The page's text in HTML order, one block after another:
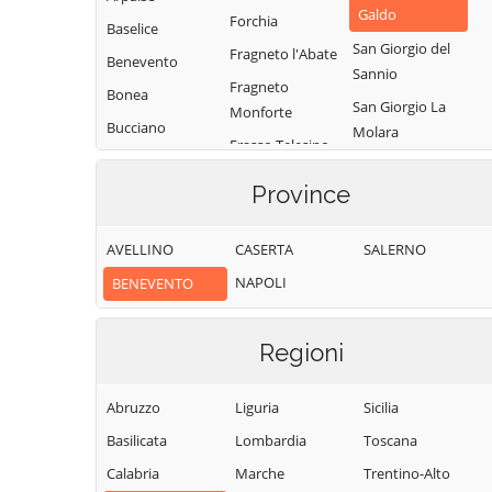
Baselice
Benevento
Bonea
Bucciano
Buonalbergo
Campoli del
Monte Taburno
Casalduni
Castelpagano
Castelpoto
Castelvenere
Forchia
Fragneto l'Abate
Fragneto
Monforte
Frasso Telesino
Schiavoni
Sanframondi
Limatola
Moiano
Val Fortore
Montesarchio
Galdo
San Giorgio del
Sannio
San Giorgio La
Molara
San Leucio del
San Lorenzo
San Lupo
San Martino
San Nazzaro
Province
AVELLINO
BENEVENTO
CASERTA
NAPOLI
SALERNO
Regioni
Abruzzo
Basilicata
Calabria
Liguria
Lombardia
Marche
Sicilia
Toscana
Trentino-Alto